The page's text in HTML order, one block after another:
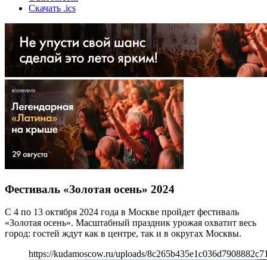
Скачать .ics
Фестиваль «Золотая осень» 2024
С 4 по 13 октября 2024 года в Москве пройдет фестиваль
«Золотая осень». Масштабный праздник урожая охватит весь
город: гостей ждут как в центре, так и в округах Москвы.
https://kudamoscow.ru/uploads/